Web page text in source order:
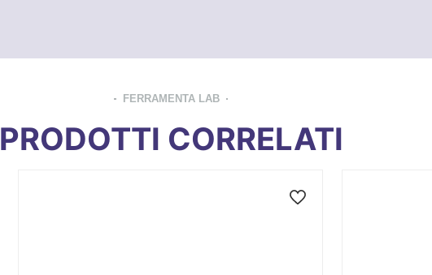
FERRAMENTA LAB
PRODOTTI CORRELATI